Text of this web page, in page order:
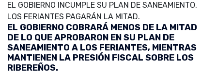
EL GOBIERNO INCUMPLE SU PLAN DE SANEAMIENTO,
LOS FERIANTES PAGARÁN LA MITAD.
EL GOBIERNO COBRARÁ MENOS DE LA MITAD
DE LO QUE APROBARON EN SU PLAN DE
SANEAMIENTO A LOS FERIANTES, MIENTRAS
MANTIENEN LA PRESIÓN FISCAL SOBRE LOS
RIBEREÑOS.